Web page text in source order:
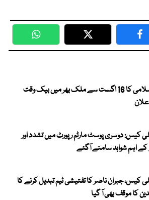
WhatsApp Twitter
جماعت اسلامی کا 16 اگست سے ملک بھر میں بیک وقت
کیس: دوسری پوسٹ مارٹم رپورٹ میں تشدد اور
اہم شواہد سامنے آگئے
کیس، جبران ناصر کا تفتیشی ٹیم تبدیل کرنے کا
کا موقف بھی آ گیا